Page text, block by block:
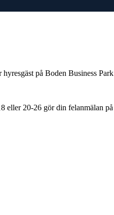
på Boden Business
eller 20-26 gör din felanmälan